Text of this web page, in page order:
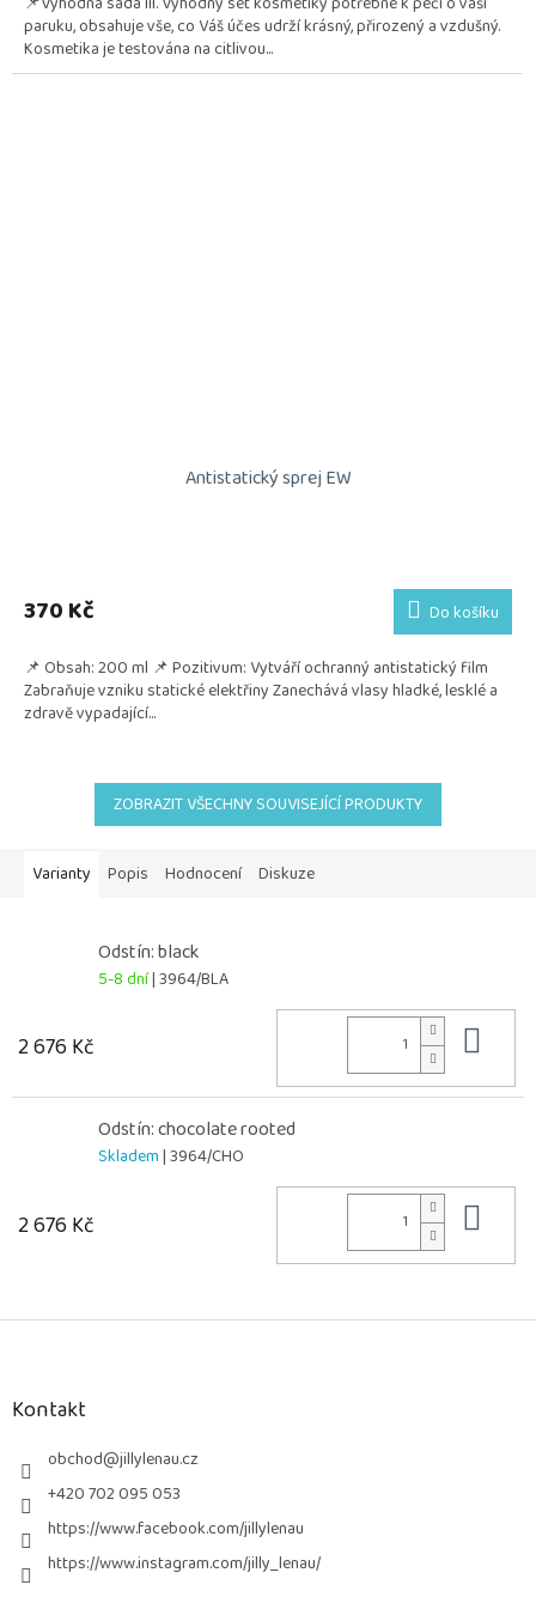
z
5
hvězdiček.
paruku, obsahuje vše, co Váš účes udrží krásný, přirozený a vzdušný.
Kosmetika je testována na citlivou...
Antistatický sprej EW
370 Kč Do košíku
📌 Obsah: 200 ml 📌 Pozitivum: Vytváří ochranný antistatický film
Zabraňuje vzniku statické elektřiny Zanechává vlasy hladké, lesklé a
zdravě vypadající...
ZOBRAZIT VŠECHNY SOUVISEJÍCÍ PRODUKTY
Varianty Popis Hodnocení Diskuze
Odstín: black
5-8 dní| 3964/BLA
2 676 Kč
Odstín: chocolate rooted
Skladem| 3964/CHO
2 676 Kč
Z
Kontakt
obchod@jillylenau.cz
+420 702 095 053
https://www.facebook.com/jillylenau
https://www.instagram.com/jilly_lenau/